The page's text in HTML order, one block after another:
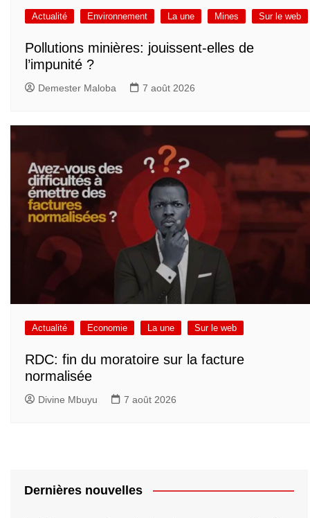
Actualité Environnement La une Mines Sur le web
Pollutions minières: jouissent-elles de
l’impunité ?
Demester Maloba 7 août 2026
Actualité Economie La une Sur le web
RDC: fin du moratoire sur la facture
normalisée
Divine Mbuyu 7 août 2026
Dernières nouvelles